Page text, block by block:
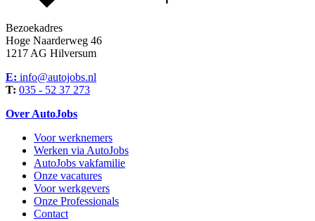
Bezoekadres
Hoge Naarderweg 46
1217 AG Hilversum
E: info@autojobs.nl
T: 035 - 52 37 273
Over AutoJobs
Voor werknemers
Werken via AutoJobs
AutoJobs vakfamilie
Onze vacatures
Voor werkgevers
Onze Professionals
Contact